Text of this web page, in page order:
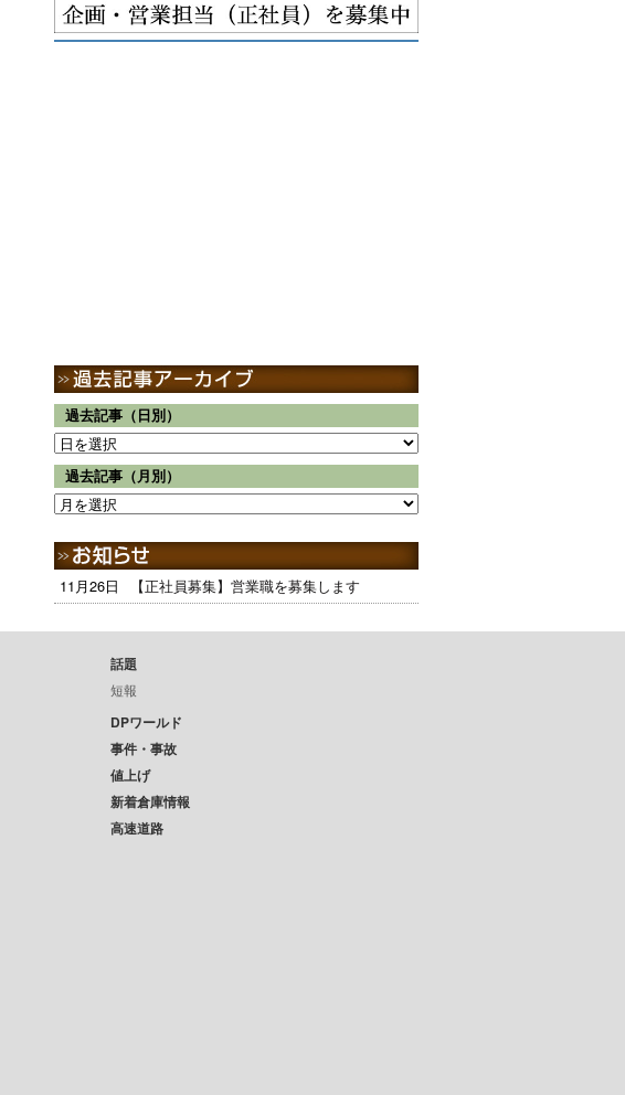
過去記事（日別）
過去記事（月別）
11月26日 【正社員募集】営業職を募集します
話題
短報
DPワールド
事件・事故
値上げ
新着倉庫情報
高速道路